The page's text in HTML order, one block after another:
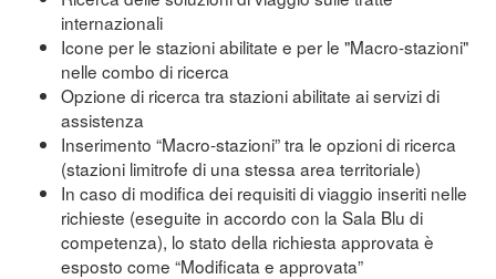
internazionali
Icone per le stazioni abilitate e per le "Macro-stazioni"
nelle combo di ricerca
Opzione di ricerca tra stazioni abilitate ai servizi di
assistenza
Inserimento “Macro-stazioni” tra le opzioni di ricerca
(stazioni limitrofe di una stessa area territoriale)
In caso di modifica dei requisiti di viaggio inseriti nelle
richieste (eseguite in accordo con la Sala Blu di
competenza), lo stato della richiesta approvata è
esposto come “Modificata e approvata”